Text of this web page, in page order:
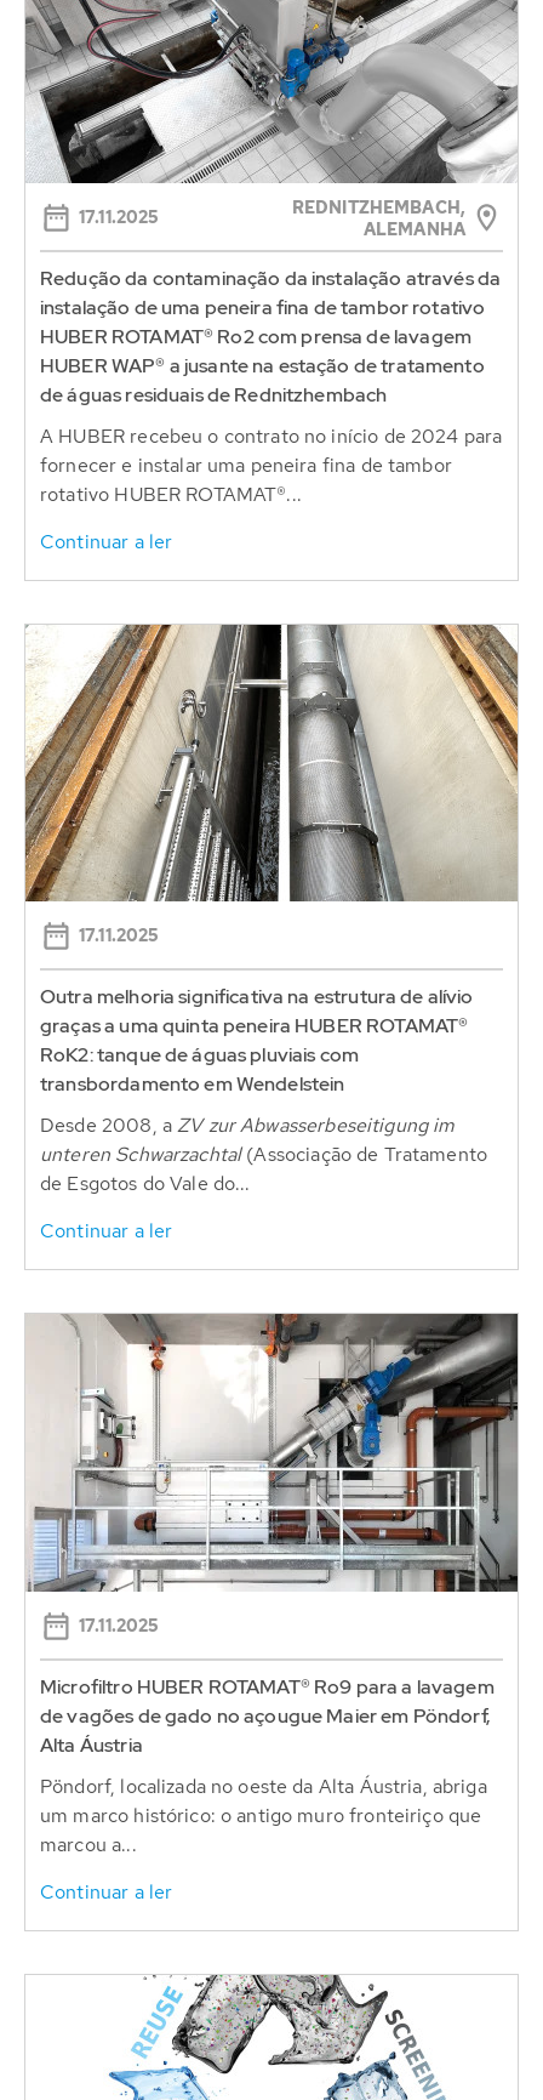
17.11.2025
REDNITZHEMBACH,
ALEMANHA
Redução da contaminação da instalação através da
instalação de uma peneira fina de tambor rotativo
HUBER ROTAMAT® Ro2 com prensa de lavagem
HUBER WAP® a jusante na estação de tratamento
de águas residuais de Rednitzhembach
A HUBER recebeu o contrato no início de 2024 para
fornecer e instalar uma peneira fina de tambor
rotativo HUBER ROTAMAT®...
Continuar a ler
17.11.2025
Outra melhoria significativa na estrutura de alívio
graças a uma quinta peneira HUBER ROTAMAT®
RoK2: tanque de águas pluviais com
transbordamento em Wendelstein
Desde 2008, aZV zur Abwasserbeseitigung im
unteren Schwarzachtal(Associação de Tratamento
de Esgotos do Vale do...
Continuar a ler
17.11.2025
Microfiltro HUBER ROTAMAT® Ro9 para a lavagem
de vagões de gado no açougue Maier em Pöndorf,
Alta Áustria
Pöndorf, localizada no oeste da Alta Áustria, abriga
um marco histórico: o antigo muro fronteiriço que
marcou a...
Continuar a ler